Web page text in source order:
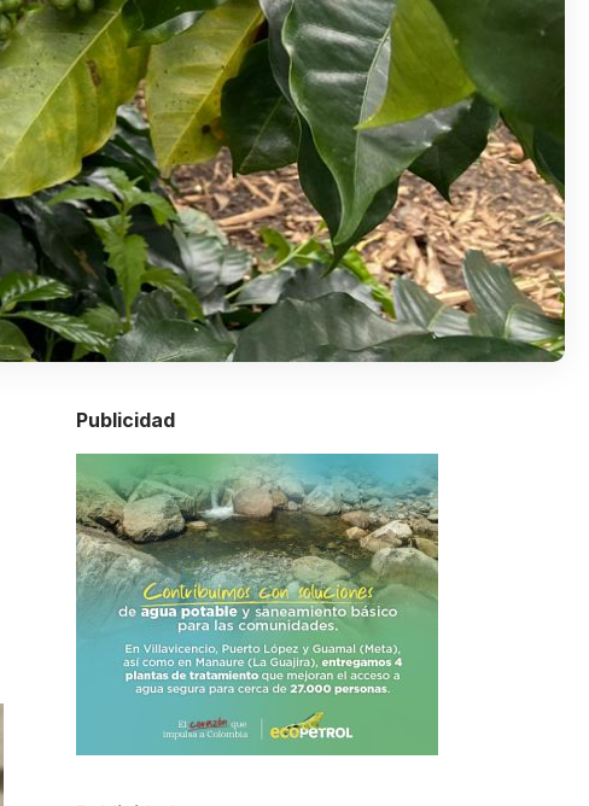
Publicidad